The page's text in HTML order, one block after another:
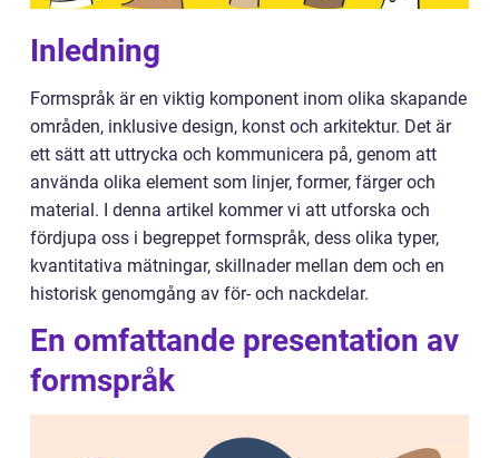
Inledning
Formspråk är en viktig komponent inom olika skapande
områden, inklusive design, konst och arkitektur. Det är
ett sätt att uttrycka och kommunicera på, genom att
använda olika element som linjer, former, färger och
material. I denna artikel kommer vi att utforska och
fördjupa oss i begreppet formspråk, dess olika typer,
kvantitativa mätningar, skillnader mellan dem och en
historisk genomgång av för- och nackdelar.
En omfattande presentation av
formspråk